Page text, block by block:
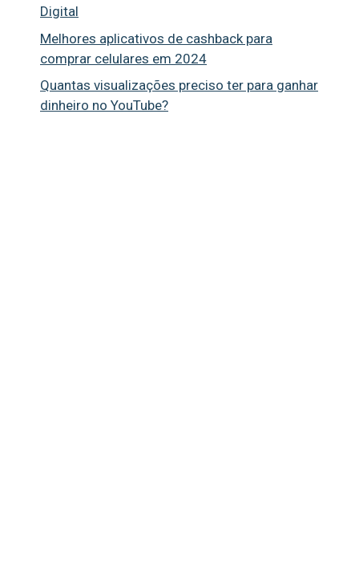
Digital
Melhores aplicativos de cashback para
comprar celulares em 2024
Quantas visualizações preciso ter para ganhar
dinheiro no YouTube?